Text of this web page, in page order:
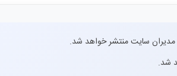
سایت منتشر خواهد شد.
شد.